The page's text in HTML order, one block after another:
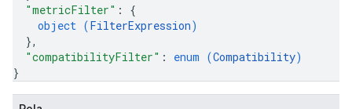
"metricFilter" : {
object (FilterExpression)
},
"compatibilityFilter" : enum (Compatibility)
}